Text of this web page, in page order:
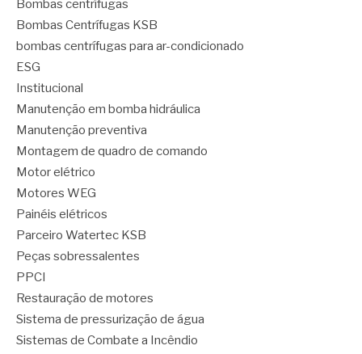
Bombas centrífugas
Bombas Centrífugas KSB
bombas centrífugas para ar-condicionado
ESG
Institucional
Manutenção em bomba hidráulica
Manutenção preventiva
Montagem de quadro de comando
Motor elétrico
Motores WEG
Painéis elétricos
Parceiro Watertec KSB
Peças sobressalentes
PPCI
Restauração de motores
Sistema de pressurização de água
Sistemas de Combate a Incêndio